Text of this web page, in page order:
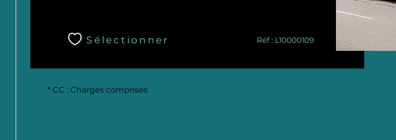
Sélectionner Réf : L10000109
* CC : Charges comprises